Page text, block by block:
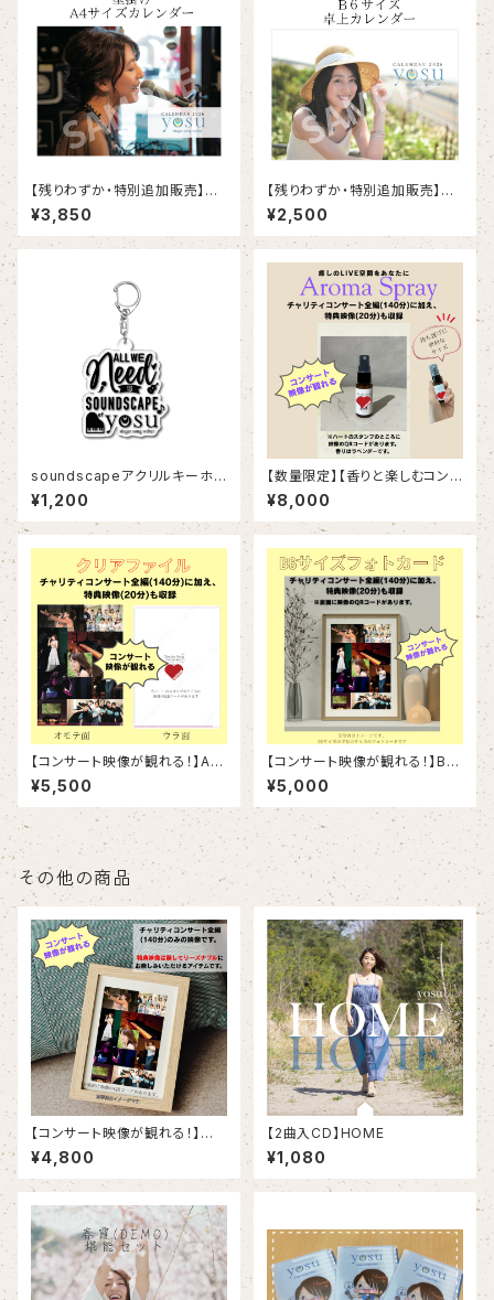
【残りわずか・特別追加販売】A４
サイズ壁掛けカレンダー
¥3,850
【残りわずか・特別追加販売】B6
卓上カレンダー
¥2,500
soundscapeアクリルキーホル
ダー
¥1,200
【数量限定】【香りと楽しむコンサ
ート】ラベンダーアロマスプレー
¥8,000
【コンサート映像が観れる！】A4
クリアファイル
¥5,500
【コンサート映像が観れる！】B6
サイズフォトカード
¥5,000
その他の商品
【コンサート映像が観れる！】ポ
ストカード
¥4,800
【2曲入CD】HOME
¥1,080